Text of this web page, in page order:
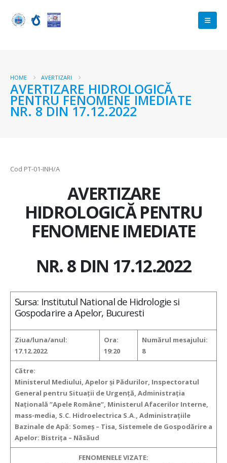
HOME AVERTIZARI
AVERTIZARE HIDROLOGICĂ
PENTRU FENOMENE IMEDIATE
NR. 8 DIN 17.12.2022
Cod PT-01-INH/A
AVERTIZARE
HIDROLOGICĂ PENTRU
FENOMENE IMEDIATE
NR. 8 DIN 17.12.2022
Sursa: Institutul National de Hidrologie si
Gospodarire a Apelor, Bucuresti
Ziua/luna/anul:
17.12.2022
Ora:
19:20
Numărul mesajului:
8
Către:
Ministerul Mediului, Apelor şi Pădurilor, Inspectoratul
General pentru Situaţii de Urgenţă, Administraţia
Naţională ”Apele Române”, Ministerul Afacerilor Interne,
mass-media, S.C. Hidroelectrica S.A., Administraţiile
Bazinale de Apă: Someș – Tisa, Sistemele de Gospodărire a
Apelor: Bistrița – Năsăud
FENOMENELE VIZATE: